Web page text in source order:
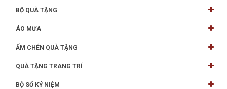
BỘ QUÀ TẶNG
ÁO MƯA
ẤM CHÉN QUÀ TẶNG
QUÀ TẶNG TRANG TRÍ
BỘ SỐ KỶ NIỆM